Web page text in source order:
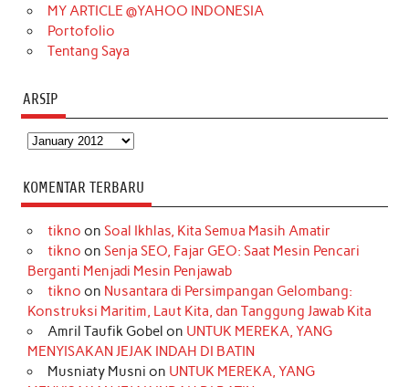
MY ARTICLE @YAHOO INDONESIA
Portofolio
Tentang Saya
ARSIP
Arsip
KOMENTAR TERBARU
tikno on Soal Ikhlas, Kita Semua Masih Amatir
tikno on Senja SEO, Fajar GEO: Saat Mesin Pencari
Berganti Menjadi Mesin Penjawab
tikno on Nusantara di Persimpangan Gelombang:
Konstruksi Maritim, Laut Kita, dan Tanggung Jawab Kita
Amril Taufik Gobel on UNTUK MEREKA, YANG
MENYISAKAN JEJAK INDAH DI BATIN
Musniaty Musni on UNTUK MEREKA, YANG